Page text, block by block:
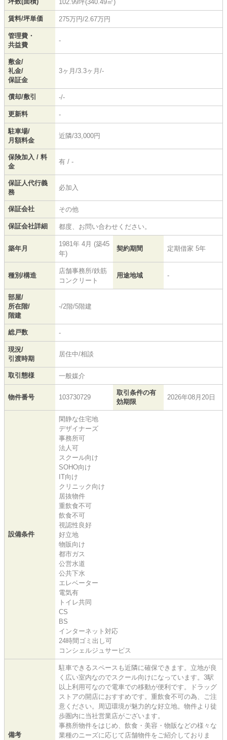
102.99坪(340.49㎡)
賃料/坪単価 275万円/2.67万円
管理費・
共益費
-
敷金/
礼金/
保証金
3ヶ月/3.3ヶ月/-
償却/敷引 -/-
更新料 -
駐車場/
月額料金
近隣/33,000円
保険加入 / 料
金
有 / -
保証人代行義
務
必加入
保証会社 その他
保証会社詳細 都度、お問い合わせください。
築年月
1981年 4月 (築45
年)
契約期間 定期借家 5年
種別/構造
店舗事務所/鉄筋
コンクリート
用途地域 -
部屋/
所在階/
階建
-/2階/5階建
総戸数 -
現況/
引渡時期
居住中/相談
取引態様 一般媒介
物件番号 103730729
取引条件の有
効期限
2026年08月20日
設備条件
閑静な住宅地
デザイナーズ
事務所可
法人可
スクール向け
SOHO向け
IT向け
クリニック向け
居抜物件
重飲食不可
飲食不可
視認性良好
好立地
物販向け
都市ガス
公営水道
公共下水
エレベーター
電気有
トイレ共同
CS
BS
インターネット対応
24時間ゴミ出し可
コンシェルジュサービス
備考
駐車できるスペースも近隣に確保できます。立地が良
く広い室内なのでスクール向けになっています。3駅
以上利用可なので電車での移動が便利です。ドラッグ
ストアの開店におすすめです。重飲食不可の為、ご注
意ください。周辺環境が魅力的な好立地。物件より徒
歩圏内に当社営業店がございます。
事務所物件をはじめ、飲食・美容・物販などの様々な
業種のニーズに応じて店舗物件をご紹介しておりま